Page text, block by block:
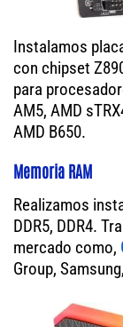
Instalamos
con chipset
para
AM5, AMD
AMD B650.
Memoria RAM
Realizamos
DDR5, DDR4.
mercado como,
Group,